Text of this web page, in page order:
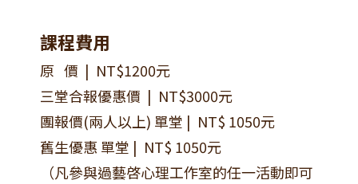
課程費用
原 價 | NT$1200元
三堂合報優惠價 | NT$3000元
團報價(兩人以上) 單堂 | NT$ 1050元
舊生優惠 單堂 | NT$ 1050元
（凡參與過藝啓心理工作室的任一活動即可